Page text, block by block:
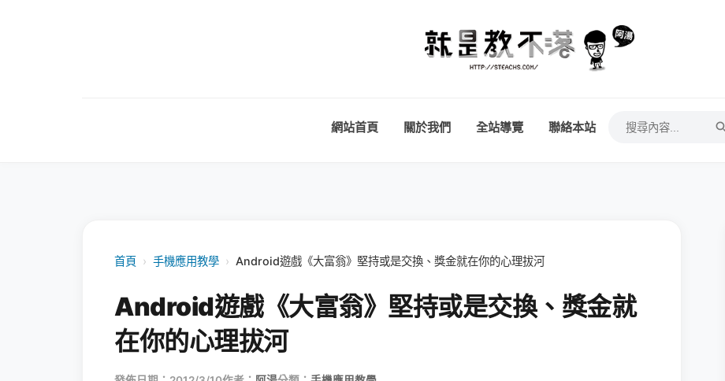
網站首頁 關於我們 全站導覽 聯絡本站
首頁 › 手機應用教學 › Android遊戲《大富翁》堅持或是交換、獎金就在你的心理拔河
Android遊戲《大富翁》堅持或是交換、獎金就
在你的心理拔河